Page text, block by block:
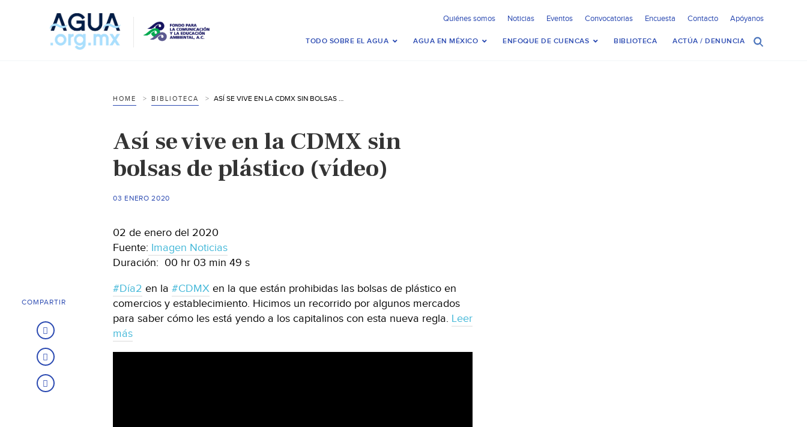
Quiénes somos Noticias Eventos Convocatorias Encuesta Contacto Apóyanos
TODO SOBRE EL AGUA AGUA EN MÉXICO ENFOQUE DE CUENCAS BIBLIOTECA ACTÚA / DENUNCIA
HOME BIBLIOTECA ASÍ SE VIVE EN LA CDMX SIN BOLSAS DE PLÁSTICO (VÍDEO)
Así se vive en la CDMX sin
bolsas de plástico (vídeo)
03 ENERO 2020
02 de enero del 2020
Fuente: Imagen Noticias
Duración: 00 hr 03 min 49 s
#Día2 en la #CDMX en la que están prohibidas las bolsas de plástico en
comercios y establecimiento. Hicimos un recorrido por algunos mercados
para saber cómo les está yendo a los capitalinos con esta nueva regla. Leer
más
COMPARTIR